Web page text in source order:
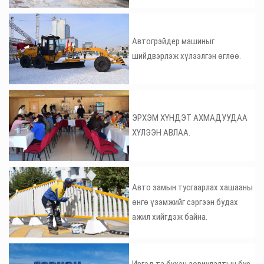
Автогрэйдер машиныг
шийдвэрлэж хүлээлгэн өглөө.
ЭРХЭМ ХҮНДЭТ АХМАДУУДАА
ХҮЛЭЭН АВЛАА.
Авто замын тусгаарлах хашааны
өнгө үзэмжийг сэргээн будах
ажил хийгдэж байна.